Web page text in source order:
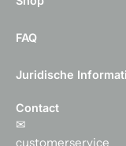
FAQ
Juridische
Contact
✉
customerservice